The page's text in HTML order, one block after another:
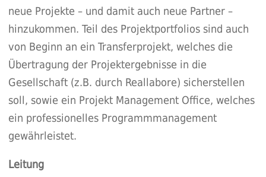
neue Projekte – und damit auch neue Partner –
hinzukommen. Teil des Projektportfolios sind auch
von Beginn an ein Transferprojekt, welches die
Übertragung der Projektergebnisse in die
Gesellschaft (z.B. durch Reallabore) sicherstellen
soll, sowie ein Projekt Management Office, welches
ein professionelles Programmmanagement
gewährleistet.
Leitung